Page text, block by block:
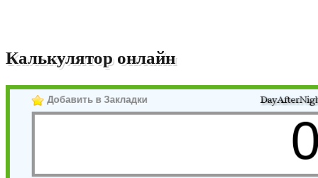
Калькулятор онлайн